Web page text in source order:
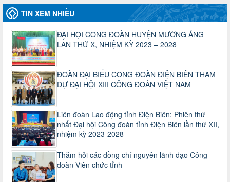
2930/TLĐ-TC
Công văn số 2930/TLĐ-TC, ngày 31/12/2024 của Tổng
KPCĐ 2% qua tài khoản Công đoàn Việt Nam về các cấp
Công đoàn năm 2025
Thời gian đăng: 06/01/2025
lượt xem: 1067 | lượt tải:437
47-TTCĐ/BTGTU
Thông tin chuyên đề: Một số nôi dung về sắp xếp tổ chức bộ
máy của hệ thống chính trị tinh gọn, hoạt động hiệu lực, hiệu
quả
Thời gian đăng: 25/12/2024
lượt xem: 1223 | lượt tải:339
37/HD-TLĐ
Hướng dẫn Công đoàn với việc tổ chức và hoạt động của
Ban Thanh tra Nhân dân
Thời gian đăng: 27/12/2024
TIN XEM NHIỀU
ĐẠI HỘI CÔNG ĐOÀN HUYỆN MƯỜNG ẢNG
LẦN THỨ X, NHIỆM KỲ 2023 – 2028
ĐOÀN ĐẠI BIỂU CÔNG ĐOÀN ĐIỆN BIÊN THAM
DỰ ĐẠI HỘI XIII CÔNG ĐOÀN VIỆT NAM
Liên đoàn Lao động tỉnh Điện Biên: Phiên thứ
nhất Đại hội Công đoàn tỉnh Điện Biên lần thứ XII,
nhiệm kỳ 2023-2028
Thăm hỏi các đồng chí nguyên lãnh đạo Công
đoàn Viên chức tỉnh